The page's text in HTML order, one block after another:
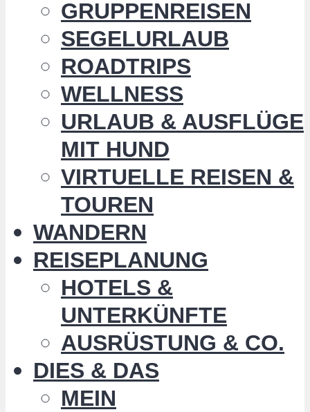
GRUPPENREISEN
SEGELURLAUB
ROADTRIPS
WELLNESS
URLAUB & AUSFLÜGE
MIT HUND
VIRTUELLE REISEN &
TOUREN
WANDERN
REISEPLANUNG
HOTELS &
UNTERKÜNFTE
AUSRÜSTUNG & CO.
DIES & DAS
MEIN